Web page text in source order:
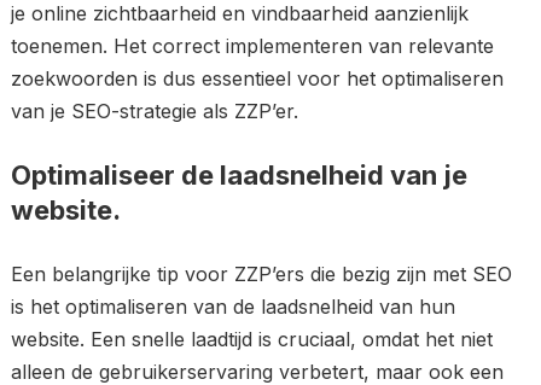
je online zichtbaarheid en vindbaarheid aanzienlijk
toenemen. Het correct implementeren van relevante
zoekwoorden is dus essentieel voor het optimaliseren
van je SEO-strategie als ZZP’er.
Optimaliseer de laadsnelheid van je
website.
Een belangrijke tip voor ZZP’ers die bezig zijn met SEO
is het optimaliseren van de laadsnelheid van hun
website. Een snelle laadtijd is cruciaal, omdat het niet
alleen de gebruikerservaring verbetert, maar ook een